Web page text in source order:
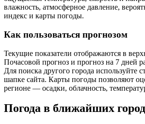
влажность, атмосферное давление,
индекс и карты погоды.
Как пользоваться прогнозом
Текущие показатели отображаются в
Почасовой прогноз и прогноз на 7 дней
Для поиска другого города используйте
шапке сайта. Карты погоды позволяют
регионе — осадки, облачность,
Погода в ближайших